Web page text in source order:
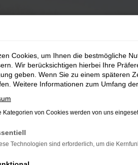
Cookies, um Ihnen die bestmögliche
Wir berücksichtigen hierbei Ihre
geben. Wenn Sie zu einem späteren
Weitere Informationen zum Umfang
Kategorien von Cookies werden von uns
Technologien sind erforderlich, um die